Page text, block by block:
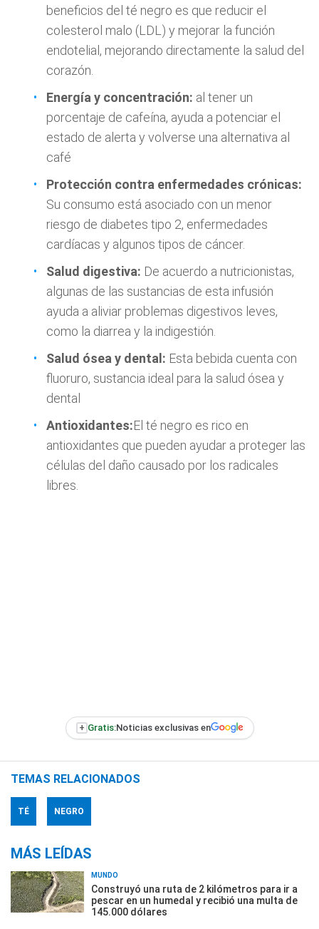
beneficios del té negro es que reducir el
colesterol malo (LDL) y mejorar la función
endotelial, mejorando directamente la salud del
corazón.
Energía y concentración: al tener un
porcentaje de cafeína, ayuda a potenciar el
estado de alerta y volverse una alternativa al
café
Protección contra enfermedades crónicas:
Su consumo está asociado con un menor
riesgo de diabetes tipo 2, enfermedades
cardíacas y algunos tipos de cáncer.
Salud digestiva: De acuerdo a nutricionistas,
algunas de las sustancias de esta infusión
ayuda a aliviar problemas digestivos leves,
como la diarrea y la indigestión.
Salud ósea y dental: Esta bebida cuenta con
fluoruro, sustancia ideal para la salud ósea y
dental
Antioxidantes:El té negro es rico en
antioxidantes que pueden ayudar a proteger las
células del daño causado por los radicales
libres.
+ Gratis:Noticias exclusivas en
TEMAS RELACIONADOS
TÉ NEGRO
MÁS LEÍDAS
MUNDO
Construyó una ruta de 2 kilómetros para ir a
pescar en un humedal y recibió una multa de
145.000 dólares